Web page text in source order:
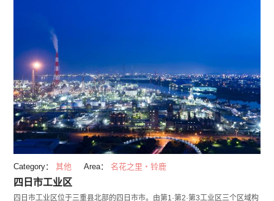
Category： 其他 Area： 名花之里・铃鹿
四日市工业区
四日市工业区位于三重县北部的四日市市。由第1·第2·第3工业区三个区域构